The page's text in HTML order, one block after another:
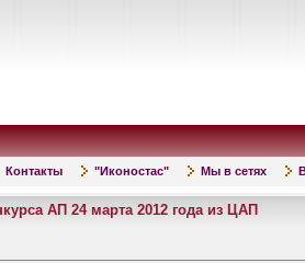
Контакты "Иконостас" Мы в сетях
АП 24 марта 2012 года из ЦАП